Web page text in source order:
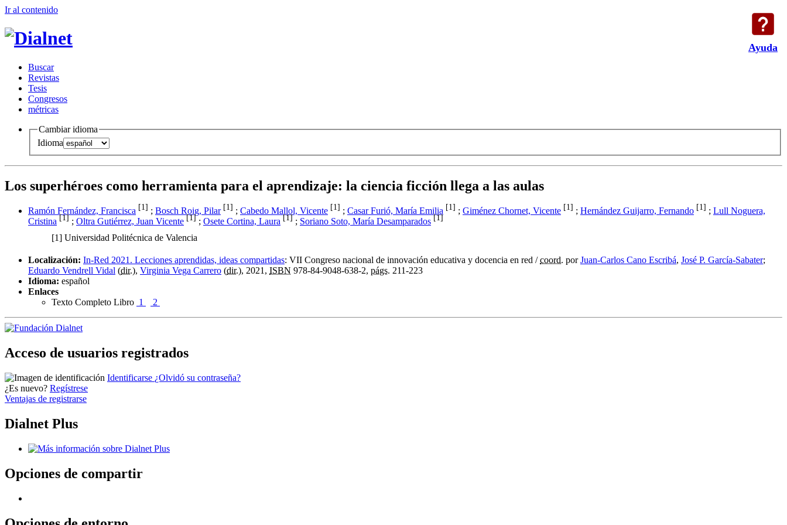
Ayuda
Ir al contenido
Buscar
Revistas
Tesis
Congresos
métricas
Cambiar idioma
Idioma
Los superhéroes como herramienta para el aprendizaje: la ciencia ficción llega a las aulas
Ramón Fernández, Francisca [1] ; Bosch Roig, Pilar [1] ; Cabedo Mallol, Vicente [1] ; Casar Furió, María Emilia [1] ; Giménez Chornet, Vicente [1] ; Hernández Guijarro, Fernando [1] ; Lull Noguera,
Cristina [1]; Oltra Gutiérrez, Juan Vicente [1]; Osete Cortina, Laura [1]; Soriano Soto, María Desamparados [1]
[1] Universidad Politécnica de Valencia
Localización: In-Red 2021. Lecciones aprendidas, ideas compartidas: VII Congreso nacional de innovación educativa y docencia en red /coord. porJuan-Carlos Cano Escribá, José P. García-Sabater;
Eduardo Vendrell Vidal (dir.), Virginia Vega Carrero (dir.), 2021, ISBN 978-84-9048-638-2, págs. 211-223
Idioma: español
Enlaces
Texto Completo Libro 1 2
Acceso de usuarios registrados
Identificarse ¿Olvidó su contraseña?
¿Es nuevo? Regístrese
Ventajas de registrarse
Dialnet Plus
Opciones de compartir